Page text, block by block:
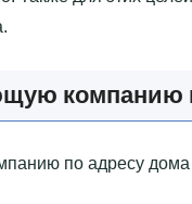
компанию
по адресу дома